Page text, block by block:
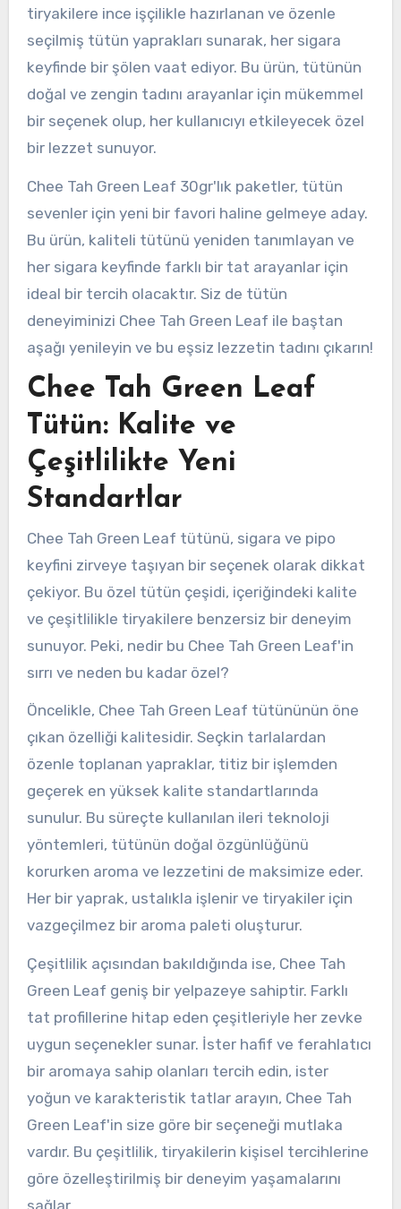
tiryakilere ince işçilikle hazırlanan ve özenle
seçilmiş tütün yaprakları sunarak, her sigara
keyfinde bir şölen vaat ediyor. Bu ürün, tütünün
doğal ve zengin tadını arayanlar için mükemmel
bir seçenek olup, her kullanıcıyı etkileyecek özel
bir lezzet sunuyor.
Chee Tah Green Leaf 30gr'lık paketler, tütün
sevenler için yeni bir favori haline gelmeye aday.
Bu ürün, kaliteli tütünü yeniden tanımlayan ve
her sigara keyfinde farklı bir tat arayanlar için
ideal bir tercih olacaktır. Siz de tütün
deneyiminizi Chee Tah Green Leaf ile baştan
aşağı yenileyin ve bu eşsiz lezzetin tadını çıkarın!
Chee Tah Green Leaf
Tütün: Kalite ve
Çeşitlilikte Yeni
Standartlar
Chee Tah Green Leaf tütünü, sigara ve pipo
keyfini zirveye taşıyan bir seçenek olarak dikkat
çekiyor. Bu özel tütün çeşidi, içeriğindeki kalite
ve çeşitlilikle tiryakilere benzersiz bir deneyim
sunuyor. Peki, nedir bu Chee Tah Green Leaf'in
sırrı ve neden bu kadar özel?
Öncelikle, Chee Tah Green Leaf tütününün öne
çıkan özelliği kalitesidir. Seçkin tarlalardan
özenle toplanan yapraklar, titiz bir işlemden
geçerek en yüksek kalite standartlarında
sunulur. Bu süreçte kullanılan ileri teknoloji
yöntemleri, tütünün doğal özgünlüğünü
korurken aroma ve lezzetini de maksimize eder.
Her bir yaprak, ustalıkla işlenir ve tiryakiler için
vazgeçilmez bir aroma paleti oluşturur.
Çeşitlilik açısından bakıldığında ise, Chee Tah
Green Leaf geniş bir yelpazeye sahiptir. Farklı
tat profillerine hitap eden çeşitleriyle her zevke
uygun seçenekler sunar. İster hafif ve ferahlatıcı
bir aromaya sahip olanları tercih edin, ister
yoğun ve karakteristik tatlar arayın, Chee Tah
Green Leaf'in size göre bir seçeneği mutlaka
vardır. Bu çeşitlilik, tiryakilerin kişisel tercihlerine
göre özelleştirilmiş bir deneyim yaşamalarını